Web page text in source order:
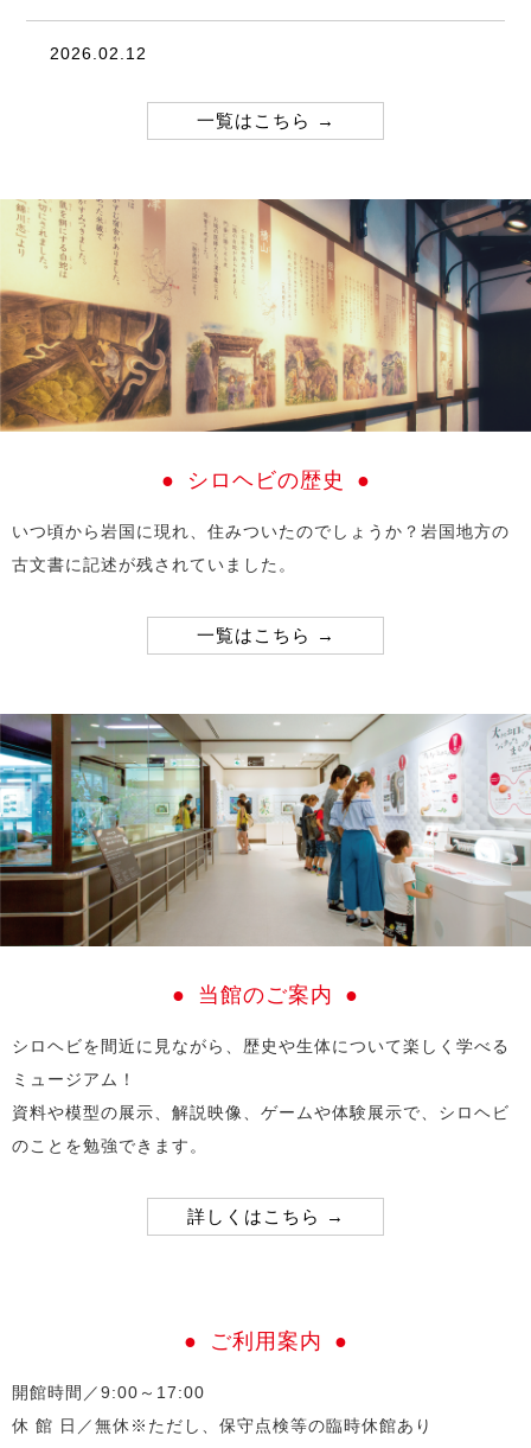
2026.02.12
2026.01.19
2025.05.23
【巳年企画第２弾】「シロヘビ重ね捺しスタンプラリ
ー」（終了致しました）
2025.04.26
第８回「かわいいシロヘビ作品展」開催
2025.02.27
今年も「ラブちゃん（9代目）」がやってきました！
【重要】岩国シロヘビの館 臨時休館のお知らせ
一覧はこちら
シロヘビの歴史
いつ頃から岩国に現れ、住みついたのでしょうか？岩国地方の
古文書に記述が残されていました。
一覧はこちら
当館のご案内
シロヘビを間近に見ながら、歴史や生体について楽しく学べる
ミュージアム！
資料や模型の展示、解説映像、ゲームや体験展示で、シロヘビ
のことを勉強できます。
詳しくはこちら
ご利用案内
開館時間／9:00～17:00
休 館 日／無休※ただし、保守点検等の臨時休館あり